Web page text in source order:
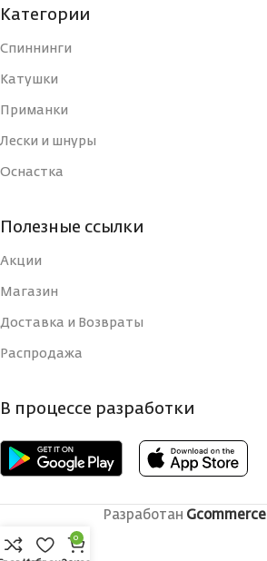
Категории
Спиннинги
Катушки
Приманки
Лески и шнуры
Оснастка
Полезные ссылки
Акции
Магазин
Доставка и Возвраты
Распродажа
В процессе разработки
Разработан Gcommerce
0